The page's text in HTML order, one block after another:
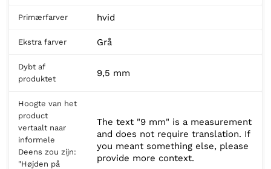
Primærfarver hvid
Ekstra farver Grå
Dybt af
produktet
9,5 mm
Hoogte van het
product
vertaalt naar
informele
Deens zou zijn:
"Højden på
The text "9 mm" is a measurement
and does not require translation. If
you meant something else, please
provide more context.